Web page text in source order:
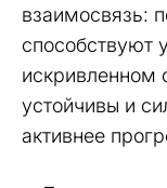
взаимосвязь:
способствуют
искривленном
устойчивы и
активнее